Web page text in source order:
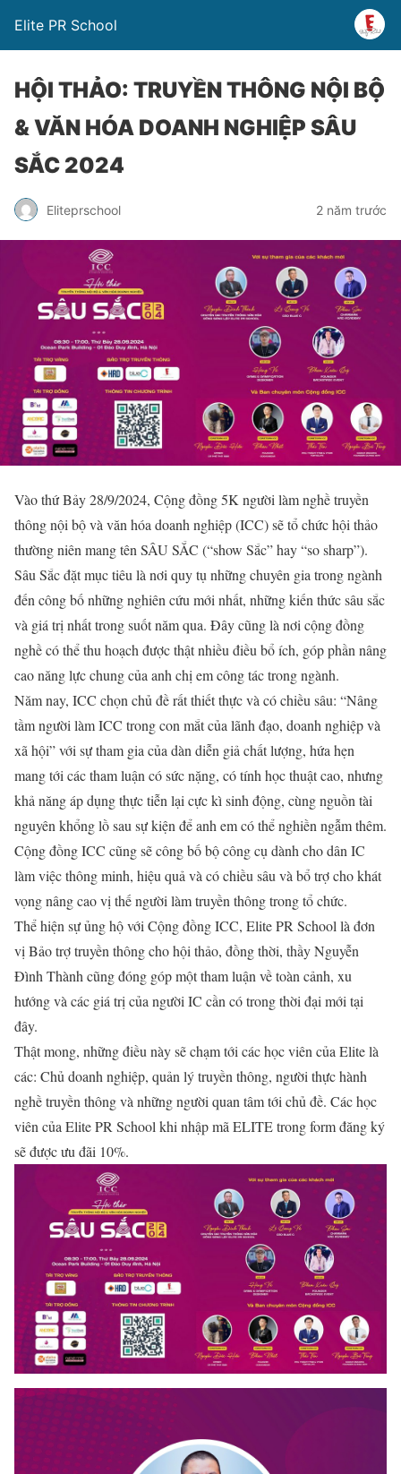
Elite PR School
HỘI THẢO: TRUYỀN THÔNG NỘI BỘ
& VĂN HÓA DOANH NGHIỆP SÂU
SẮC 2024
Eliteprschool 2 năm trước
Vào thứ Bảy 28/9/2024, Cộng đồng 5K người làm nghề truyền
thông nội bộ và văn hóa doanh nghiệp (ICC) sẽ tổ chức hội thảo
thường niên mang tên SÂU SẮC (“show Sắc” hay “so sharp”).
Sâu Sắc đặt mục tiêu là nơi quy tụ những chuyên gia trong ngành
đến công bố những nghiên cứu mới nhất, những kiến thức sâu sắc
và giá trị nhất trong suốt năm qua. Đây cũng là nơi cộng đồng
nghề có thể thu hoạch được thật nhiều điều bổ ích, góp phần nâng
cao năng lực chung của anh chị em công tác trong ngành.
Năm nay, ICC chọn chủ đề rất thiết thực và có chiều sâu: “Nâng
tầm người làm ICC trong con mắt của lãnh đạo, doanh nghiệp và
xã hội” với sự tham gia của dàn diễn giả chất lượng, hứa hẹn
mang tới các tham luận có sức nặng, có tính học thuật cao, nhưng
khả năng áp dụng thực tiễn lại cực kì sinh động, cùng nguồn tài
nguyên khổng lồ sau sự kiện để anh em có thể nghiền ngẫm thêm.
Cộng đồng ICC cũng sẽ công bố bộ công cụ dành cho dân IC
làm việc thông minh, hiệu quả và có chiều sâu và bổ trợ cho khát
vọng nâng cao vị thế người làm truyền thông trong tổ chức.
Thể hiện sự ủng hộ với Cộng đồng ICC, Elite PR School là đơn
vị Bảo trợ truyền thông cho hội thảo, đồng thời, thầy Nguyễn
Đình Thành cũng đóng góp một tham luận về toàn cảnh, xu
hướng và các giá trị của người IC cần có trong thời đại mới tại
đây.
Thật mong, những điều này sẽ chạm tới các học viên của Elite là
các: Chủ doanh nghiệp, quản lý truyền thông, người thực hành
nghề truyền thông và những người quan tâm tới chủ đề. Các học
viên của Elite PR School khi nhập mã ELITE trong form đăng ký
sẽ được ưu đãi 10%.